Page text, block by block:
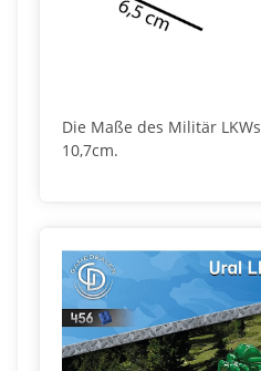
Die Maße des Militär
10,7cm.